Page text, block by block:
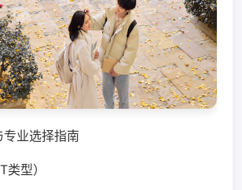
业选择指南
型）